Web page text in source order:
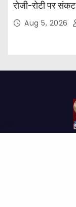
रोजी-रोटी पर संकट
Aug 5, 2026